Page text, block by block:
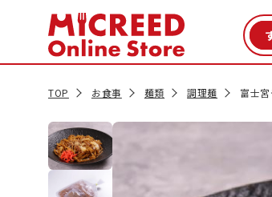
TOP お食事 麺類 調理麺 富士